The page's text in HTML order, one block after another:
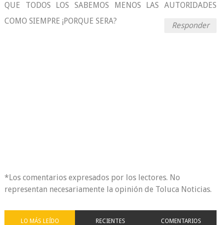
QUE TODOS LOS SABEMOS MENOS LAS AUTORIDADES
COMO SIEMPRE ¡PORQUE SERA?
Responder
*Los comentarios expresados por los lectores. No
representan necesariamente la opinión de Toluca Noticias.
LO MÁS LEÍDO RECIENTES COMENTARIOS